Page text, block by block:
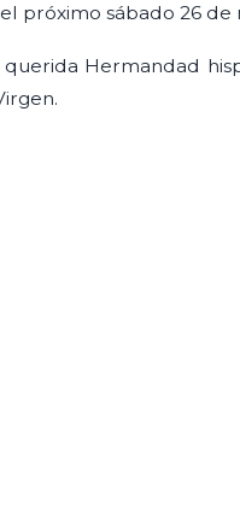
próximo sábado 26 de
Hermandad